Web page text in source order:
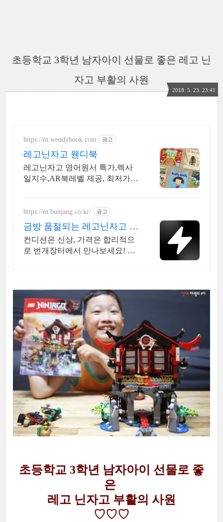
초등학교 3학년 남자아이 선물로 좋은 레고 닌
자고 부활의 사원
2018. 5. 23. 23:41
https://m.wendybook.com 광고
레고닌자고 웬디북
레고닌자고 영어원서 특가,렉사
일지수,AR북레벨 제공, 최저가
https://m.bunjang.co.kr/ 광고
금방 품절되는 레고닌자고 국
내 최대 브랜드 중고거래
컨디션은 신상, 가격은 합리적으
로 번개장터에서 만나보세요! 전
초등학교 3학년 남자아이 선물로 좋
은
레고 닌자고 부활의 사원
♡♡♡